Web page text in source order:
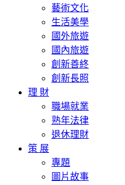
藝術文化
生活美學
國外旅遊
國內旅遊
創新善終
創新長照
理 財
職場就業
熟年法律
退休理財
策 展
專題
圖片故事